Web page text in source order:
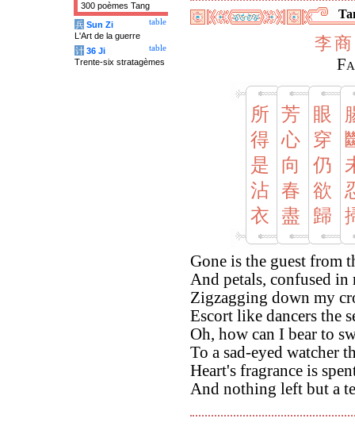
李商
所
得
是
沾
衣
芳
心
向
春
盡
眼
穿
仍
欲
歸
Gone is the guest from
And petals, confused
Zigzagging down my
Escort like dancers the
Oh, how can I bear to
To a sad-eyed watcher
Heart's fragrance is
And nothing left but a
300 poèmes Tang
table
兵 Sun Zi
L'Art de la guerre
table
计 36 Ji
Trente-six stratagèmes